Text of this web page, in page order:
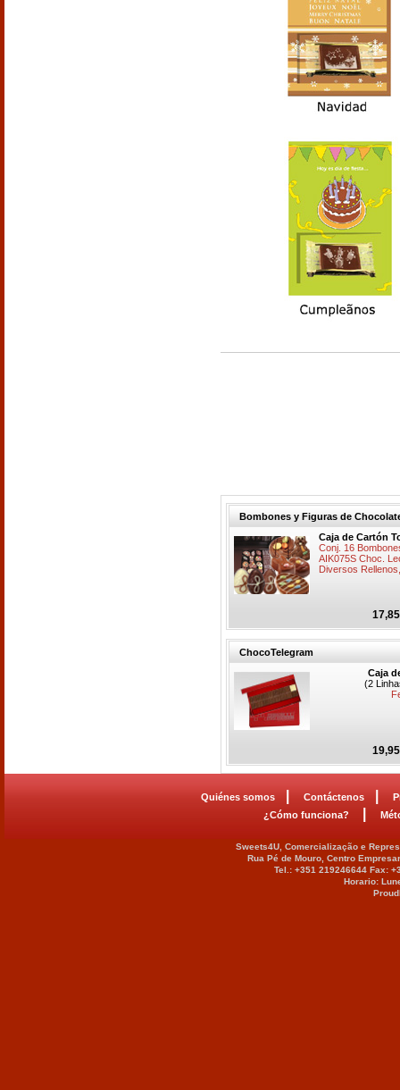
Bombones y Figuras de
Caja de Cartón
Conj. 16
AIK075S Choc.
Diversos
ChocoTelegram
Caja
(2
Quiénes somos Contáctenos
¿Cómo funciona?
Sweets4U, Comercialização e
Rua Pé de Mouro, Centro
Tel.: +351 219246644 Fax:
Horario: